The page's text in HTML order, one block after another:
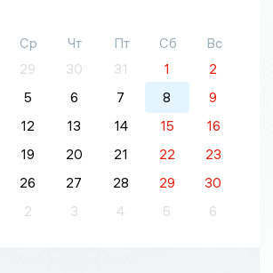
Ср Чт Пт Сб
Вс
29 30 31 1
2
5 6 7 8
9
12 13 14 15
16
19 20 21 22
23
26 27 28 29
30
2 3 4 5 6